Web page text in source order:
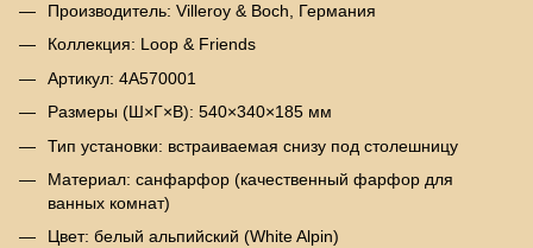
Производитель: Villeroy & Boch, Германия
Коллекция: Loop & Friends
Артикул: 4A570001
Размеры (Ш×Г×В): 540×340×185 мм
Тип установки: встраиваемая снизу под столешницу
Материал: санфарфор (качественный фарфор для
ванных комнат)
Цвет: белый альпийский (White Alpin)